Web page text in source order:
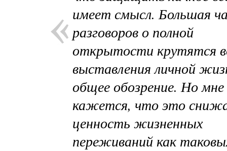
имеет смысл. Большая
разговоров о полной
открытости крутятся
выставления личной
общее обозрение. Но мне
кажется, что это
ценность жизненных
переживаний как